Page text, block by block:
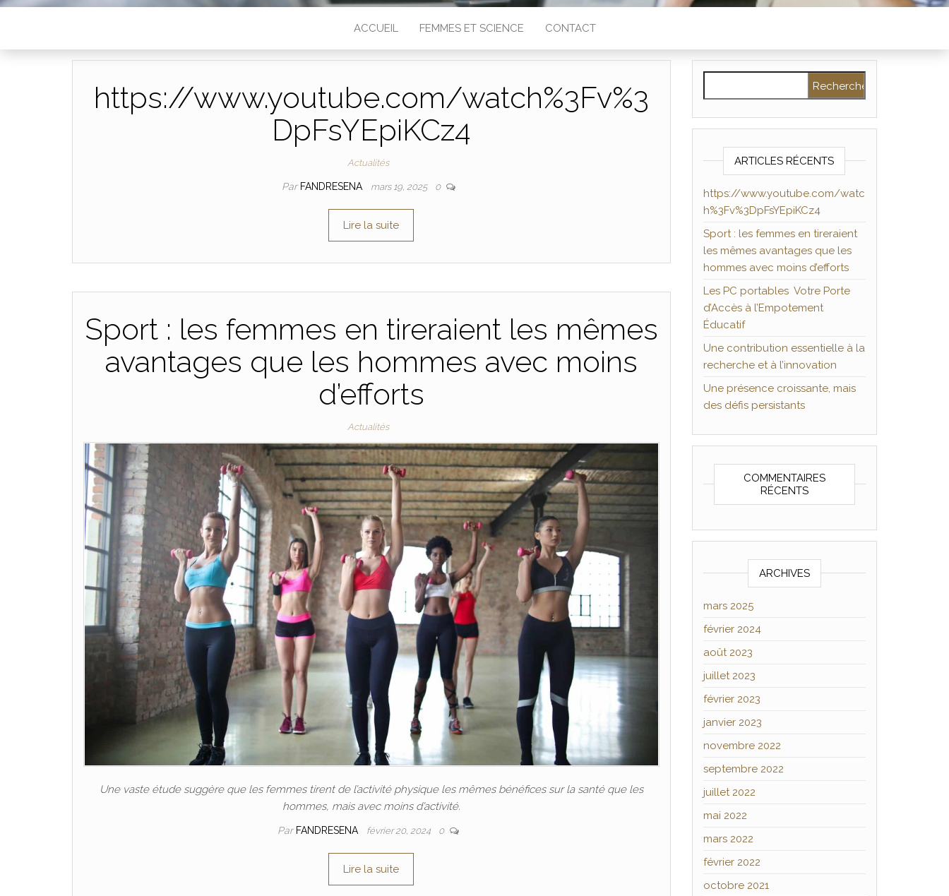
ACCUEIL FEMMES ET SCIENCE CONTACT
https://www.youtube.com/watch%3Fv%3
DpFsYEpiKCz4
Actualités
Par FANDRESENA mars 19, 2025 0
Lire la suite
Sport : les femmes en tireraient les mêmes
avantages que les hommes avec moins
d’efforts
Actualités
Une vaste étude suggère que les femmes tirent de l’activité physique les mêmes bénéfices sur la santé que les
hommes, mais avec moins d’activité.
Par FANDRESENA février 20, 2024 0
Lire la suite
ARTICLES RÉCENTS
https://www.youtube.com/watc
h%3Fv%3DpFsYEpiKCz4
Sport : les femmes en tireraient
les mêmes avantages que les
hommes avec moins d’efforts
Les PC portables Votre Porte
d’Accès à l’Empotement
Éducatif
Une contribution essentielle à la
recherche et à l’innovation
Une présence croissante, mais
des défis persistants
COMMENTAIRES
RÉCENTS
ARCHIVES
mars 2025
février 2024
août 2023
juillet 2023
février 2023
janvier 2023
novembre 2022
septembre 2022
juillet 2022
mai 2022
mars 2022
février 2022
octobre 2021